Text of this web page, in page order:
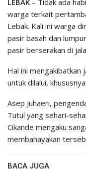
warga terkait
Lebak. Kali ini warga
pasir basah dan
pasir berserakan di
Hal ini mengakibatkan
untuk dilalui,
Asep Juhaeri,
Tutul yang sehari-
Cikande mengaku
membahayakan
BACA JUGA